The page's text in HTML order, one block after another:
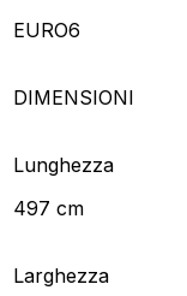
EURO6
DIMENSIONI
Lunghezza
497 cm
Larghezza